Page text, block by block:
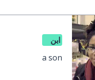
ابن
a son